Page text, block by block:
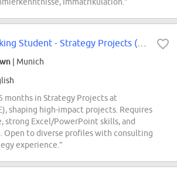
| Munich
months in Strategy Projects at
shaping high-impact projects. Requires
strong Excel/PowerPoint skills, and
Open to diverse profiles with consulting
experience.”